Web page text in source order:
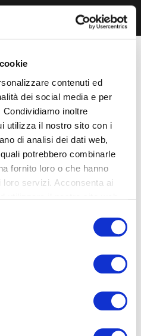
contenuti ed
dei social media e per
inoltre
utilizza il nostro sito con i
di analisi dei dati web,
potrebbero combinarle
fornito loro o che hanno
servizi. Acconsenta ai